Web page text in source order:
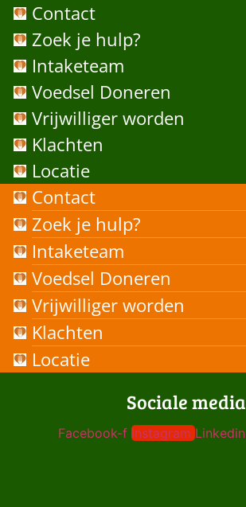
Contact
Zoek je hulp?
Intaketeam
Voedsel Doneren
Vrijwilliger worden
Klachten
Locatie
Contact
Zoek je hulp?
Intaketeam
Voedsel Doneren
Vrijwilliger worden
Klachten
Locatie
Sociale media
Facebook-f Instagram Linkedin